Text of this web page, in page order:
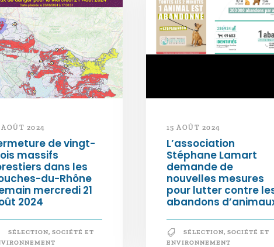
AOÛT 2024
de vingt-
massifs
dans les
du-Rhône
mercredi 21
2024
SÉLECTION, SOCIÉTÉ ET
15 AOÛT 2024
L’association
Stéphane Lamart
demande de
nouvelles mesures
pour lutter contre
abandons
SÉLECTION, SOCIÉTÉ ET
ENVIRONNEMENT